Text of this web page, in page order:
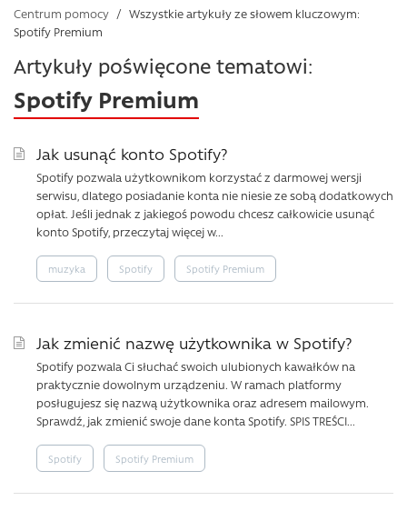
Centrum pomocy / Wszystkie artykuły ze słowem kluczowym:
Spotify Premium
Artykuły poświęcone tematowi:
Spotify Premium
Jak usunąć konto Spotify?
Spotify pozwala użytkownikom korzystać z darmowej wersji
serwisu, dlatego posiadanie konta nie niesie ze sobą dodatkowych
opłat. Jeśli jednak z jakiegoś powodu chcesz całkowicie usunąć
konto Spotify, przeczytaj więcej w...
muzyka Spotify Spotify Premium
Jak zmienić nazwę użytkownika w Spotify?
Spotify pozwala Ci słuchać swoich ulubionych kawałków na
praktycznie dowolnym urządzeniu. W ramach platformy
posługujesz się nazwą użytkownika oraz adresem mailowym.
Sprawdź, jak zmienić swoje dane konta Spotify. SPIS TREŚCI...
Spotify Spotify Premium